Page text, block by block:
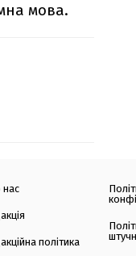
мова.
нас
політика